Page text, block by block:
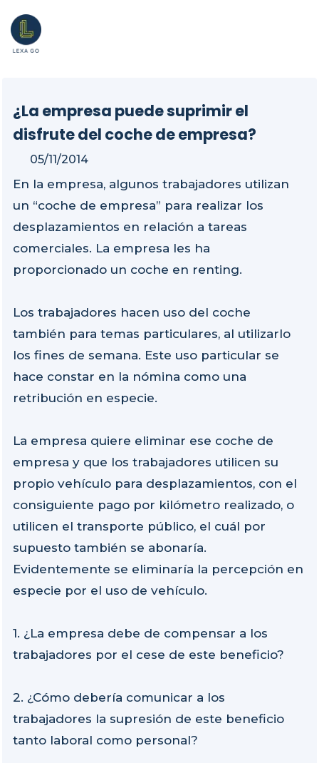
¿La empresa puede suprimir el
disfrute del coche de empresa?
05/11/2014
En la empresa, algunos trabajadores utilizan
un “coche de empresa” para realizar los
desplazamientos en relación a tareas
comerciales. La empresa les ha
proporcionado un coche en renting.
Los trabajadores hacen uso del coche
también para temas particulares, al utilizarlo
los fines de semana. Este uso particular se
hace constar en la nómina como una
retribución en especie.
La empresa quiere eliminar ese coche de
empresa y que los trabajadores utilicen su
propio vehículo para desplazamientos, con el
consiguiente pago por kilómetro realizado, o
utilicen el transporte público, el cuál por
supuesto también se abonaría.
Evidentemente se eliminaría la percepción en
especie por el uso de vehículo.
1. ¿La empresa debe de compensar a los
trabajadores por el cese de este beneficio?
2. ¿Cómo debería comunicar a los
trabajadores la supresión de este beneficio
tanto laboral como personal?